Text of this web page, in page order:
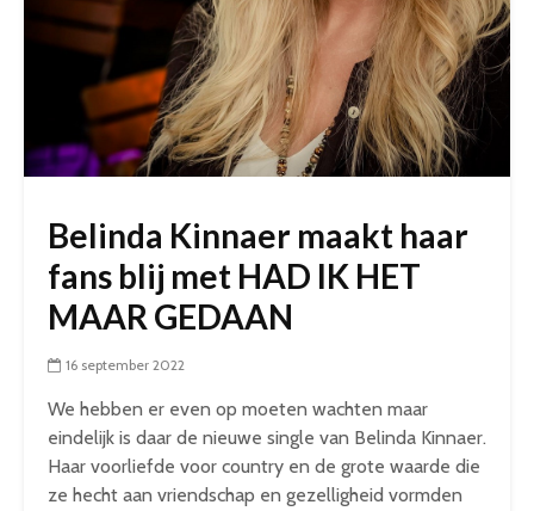
Belinda Kinnaer maakt haar
fans blij met HAD IK HET
MAAR GEDAAN
16 september 2022
We hebben er even op moeten wachten maar
eindelijk is daar de nieuwe single van Belinda Kinnaer.
Haar voorliefde voor country en de grote waarde die
ze hecht aan vriendschap en gezelligheid vormden